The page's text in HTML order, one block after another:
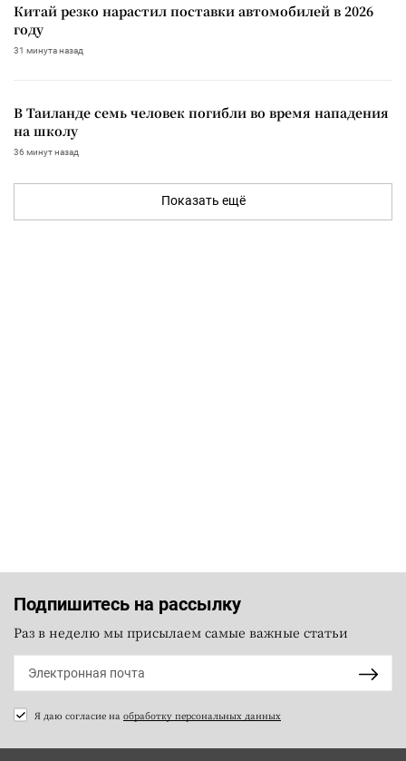
Китай резко нарастил поставки автомобилей в 2026
году
31 минута назад
В Таиланде семь человек погибли во время нападения
на школу
36 минут назад
Показать ещё
Подпишитесь на рассылку
Раз в неделю мы присылаем самые важные статьи
Я даю согласие на обработку персональных данных